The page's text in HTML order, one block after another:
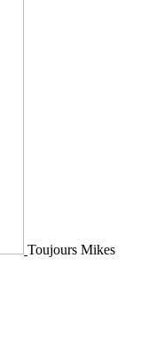
Toujours Mikes